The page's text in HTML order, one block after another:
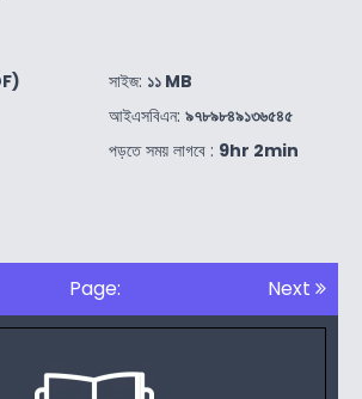
সাইজ: ১১ MB
আইএসবিএন: ৯৭৮৯৮৪৯১৩৬৫৪৫
পড়তে সময় লাগবে : 9hr 2min
Page: Next